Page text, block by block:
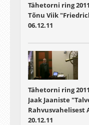
Tähetorni ring 2011
Tõnu Viik
06.12.11
Tähetorni ring 2011
Jaak Jaaniste
20.12.11